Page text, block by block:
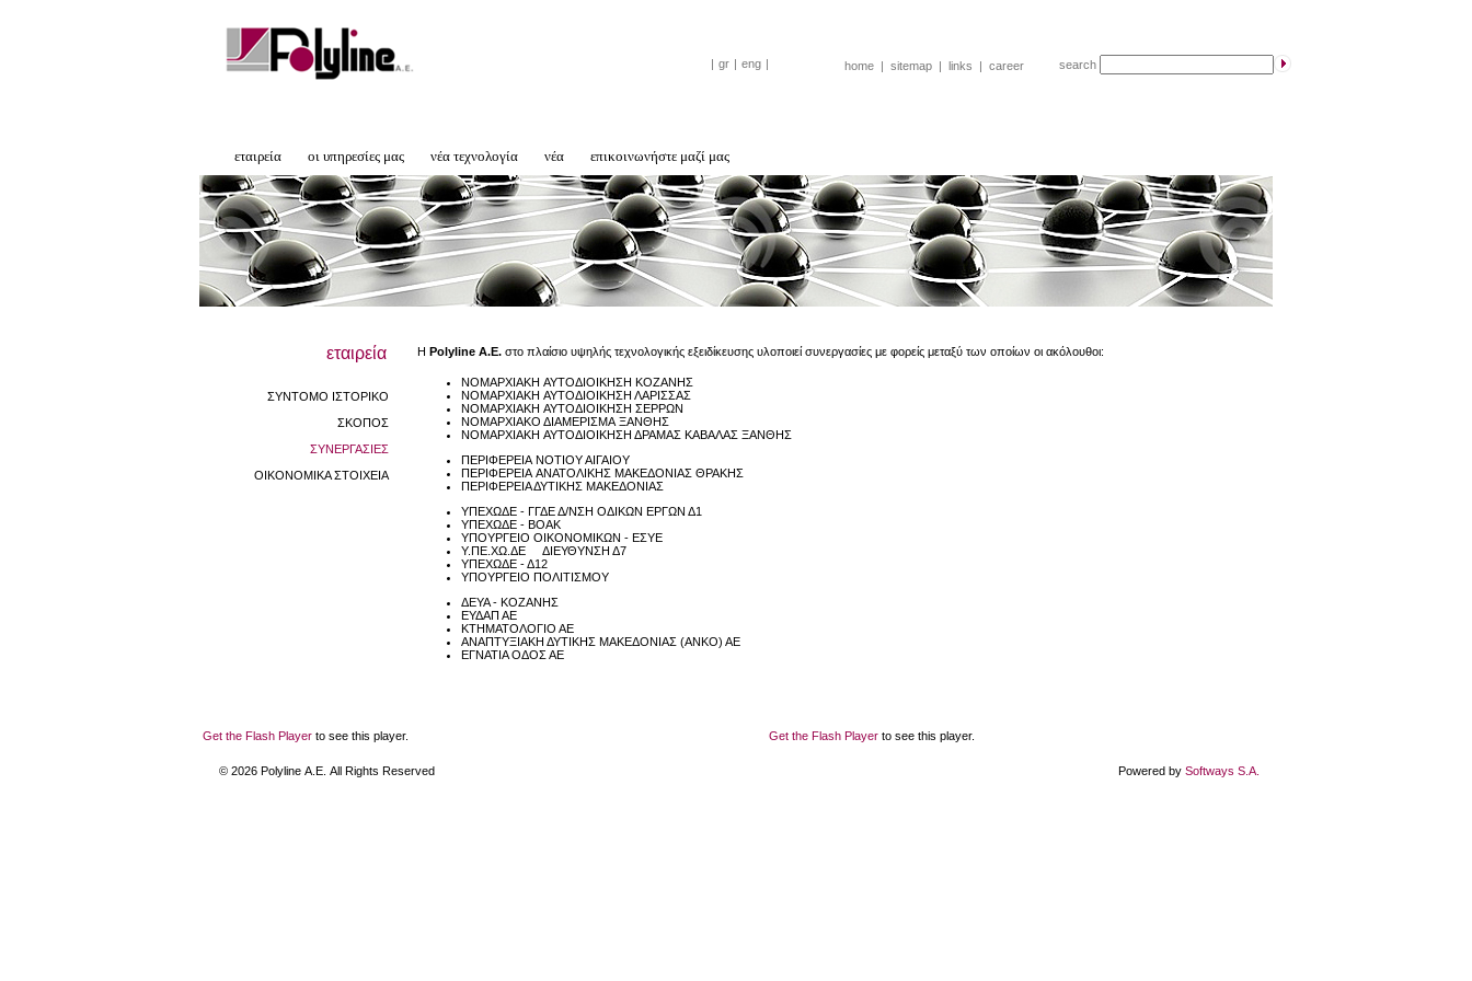
| gr | eng | home | sitemap | links | career search
εταιρεία οι υπηρεσίες μας νέα τεχνολογία νέα επικοινωνήστε μαζί μας
εταιρεία
ΣΥΝΤΟΜΟ ΙΣΤΟΡΙΚΟ
ΣΚΟΠΟΣ
ΣΥΝΕΡΓΑΣΙΕΣ
ΟΙΚΟΝΟΜΙΚΑ ΣΤΟΙΧΕΙΑ
Η Polyline A.E. στο πλαίσιο υψηλής τεχνολογικής εξειδίκευσης υλοποιεί συνεργασίες με φορείς μεταξύ των οποίων οι ακόλουθοι:
ΝΟΜΑΡΧΙΑΚΗ ΑΥΤΟΔΙΟΙΚΗΣΗ ΚΟΖΑΝΗΣ
ΝΟΜΑΡΧΙΑΚΗ ΑΥΤΟΔΙΟΙΚΗΣΗ ΛΑΡΙΣΣΑΣ
ΝΟΜΑΡΧΙΑΚΗ ΑΥΤΟΔΙΟΙΚΗΣΗ ΣΕΡΡΩΝ
ΝΟΜΑΡΧΙΑΚΟ ΔΙΑΜΕΡΙΣΜΑ ΞΑΝΘΗΣ
ΝΟΜΑΡΧΙΑΚΗ ΑΥΤΟΔΙΟΙΚΗΣΗ ΔΡΑΜΑΣ ΚΑΒΑΛΑΣ ΞΑΝΘΗΣ
ΠΕΡΙΦΕΡΕΙΑ ΝΟΤΙΟΥ ΑΙΓΑΙΟΥ
ΠΕΡΙΦΕΡΕΙΑ ΑΝΑΤΟΛΙΚΗΣ ΜΑΚΕΔΟΝΙΑΣ ΘΡΑΚΗΣ
ΠΕΡΙΦΕΡΕΙΑ ΔΥΤΙΚΗΣ ΜΑΚΕΔΟΝΙΑΣ
ΥΠΕΧΩΔΕ - ΓΓΔΕ Δ/ΝΣΗ ΟΔΙΚΩΝ ΕΡΓΩΝ Δ1
ΥΠΕΧΩΔΕ - ΒΟΑΚ
ΥΠΟΥΡΓΕΙΟ ΟΙΚΟΝΟΜΙΚΩΝ - ΕΣΥΕ
Υ.ΠΕ.ΧΩ.ΔΕ ΔΙΕΥΘΥΝΣΗ Δ7
ΥΠΕΧΩΔΕ - Δ12
ΥΠΟΥΡΓΕΙΟ ΠΟΛΙΤΙΣΜΟΥ
ΔΕΥΑ - ΚΟΖΑΝΗΣ
ΕΥΔΑΠ ΑΕ
ΚΤΗΜΑΤΟΛΟΓΙΟ ΑΕ
ΑΝΑΠΤΥΞΙΑΚΗ ΔΥΤΙΚΗΣ ΜΑΚΕΔΟΝΙΑΣ (ΑΝΚΟ) ΑΕ
ΕΓΝΑΤΙΑ ΟΔΟΣ ΑΕ
Get the Flash Player to see this player. Get the Flash Player to see this player.
© 2026 Polyline Α.Ε. All Rights Reserved Powered by Softways S.A.